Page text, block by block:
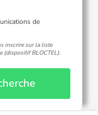
de
inscrire sur la liste
(dispositif BLOCTEL).